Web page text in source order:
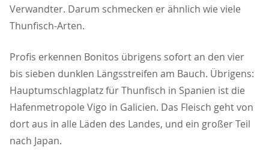
Verwandter. Darum schmecken er ähnlich wie viele
Thunfisch-Arten.
Profis erkennen Bonitos übrigens sofort an den vier
bis sieben dunklen Längsstreifen am Bauch. Übrigens:
Hauptumschlagplatz für Thunfisch in Spanien ist die
Hafenmetropole Vigo in Galicien. Das Fleisch geht von
dort aus in alle Läden des Landes, und ein großer Teil
nach Japan.